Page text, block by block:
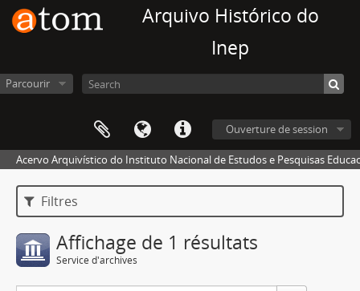
Arquivo Histórico do
Inep
Parcourir
Ouverture de session
Acervo Arquivístico do Instituto Nacional de Estudos e Pesquisas
Filtres
Affichage de 1 résultats
Service d'archives